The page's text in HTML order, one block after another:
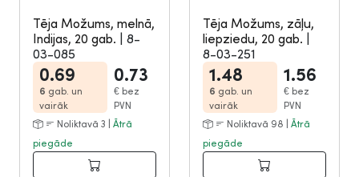
Tēja Možums, melnā,
Indijas, 20 gab.
8-
03-085
0.69
6 gab. un
vairāk
0.73
€ bez
PVN
Noliktavā 3 | Ātrā
piegāde
Tēja Možums, zāļu,
liepziedu, 20 gab.
8-03-251
1.48
6 gab. un
vairāk
1.56
€ bez
PVN
Noliktavā 98 | Ātrā
piegāde